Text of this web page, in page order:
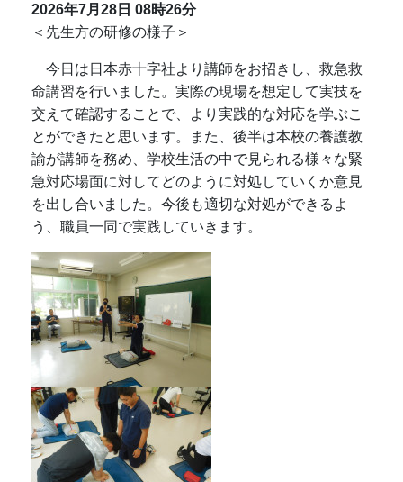
2026年7月28日 08時26分
＜先生方の研修の様子＞
今日は日本赤十字社より講師をお招きし、救急救
命講習を行いました。実際の現場を想定して実技を
交えて確認することで、より実践的な対応を学ぶこ
とができたと思います。また、後半は本校の養護教
諭が講師を務め、学校生活の中で見られる様々な緊
急対応場面に対してどのように対処していくか意見
を出し合いました。今後も適切な対処ができるよ
う、職員一同で実践していきます。